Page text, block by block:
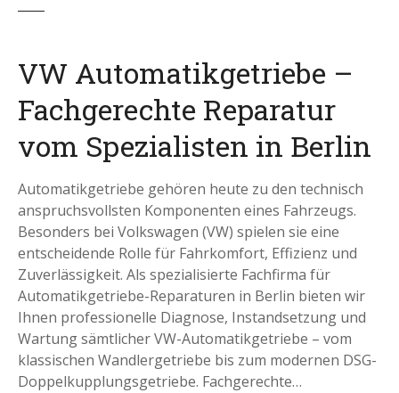
VW Automatikgetriebe –
Fachgerechte Reparatur
vom Spezialisten in Berlin
Automatikgetriebe gehören heute zu den technisch
anspruchsvollsten Komponenten eines Fahrzeugs.
Besonders bei Volkswagen (VW) spielen sie eine
entscheidende Rolle für Fahrkomfort, Effizienz und
Zuverlässigkeit. Als spezialisierte Fachfirma für
Automatikgetriebe-Reparaturen in Berlin bieten wir
Ihnen professionelle Diagnose, Instandsetzung und
Wartung sämtlicher VW-Automatikgetriebe – vom
klassischen Wandlergetriebe bis zum modernen DSG-
Doppelkupplungsgetriebe. Fachgerechte…